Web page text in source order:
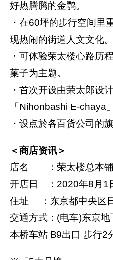
好热腾腾的金鹗。
・在60坪的步行空间里
现热闹的街道人文文化。
・可体验荣太楼心路历
菓子为主题。
・首次开设由荣太郎设
「Nihonbashi E-chaya」
・设点於各百货公司的
＜商店资讯＞
店名 ：荣太楼总本铺
开店日 ：2020年8月1
住址 ：东京都中央区
交通方式：(电车)东京
本桥车站 B9出口 步行2